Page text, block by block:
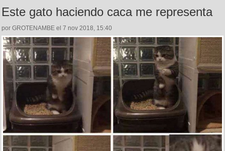
Este gato haciendo caca me representa
por GROTENAMBE el 7 nov 2018, 15:40